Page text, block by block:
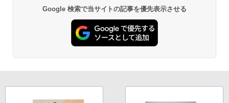
Google 検索で当サイトの記事を優先表示させる